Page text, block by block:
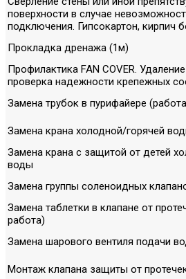
поверхности в случае
подключения. Гипсокартон, кирпич
Прокладка дренажа (1м)
Профилактика FAN COVER.
проверка надежности крепежных
Замена трубок в пурифайере
Замена крана холодной/горячей
Замена крана с защитой от детей
воды
Замена группы соленоидных
Замена таблетки в клапане от
работа)
Замена шарового вентиля подачи
Монтаж клапана защиты от